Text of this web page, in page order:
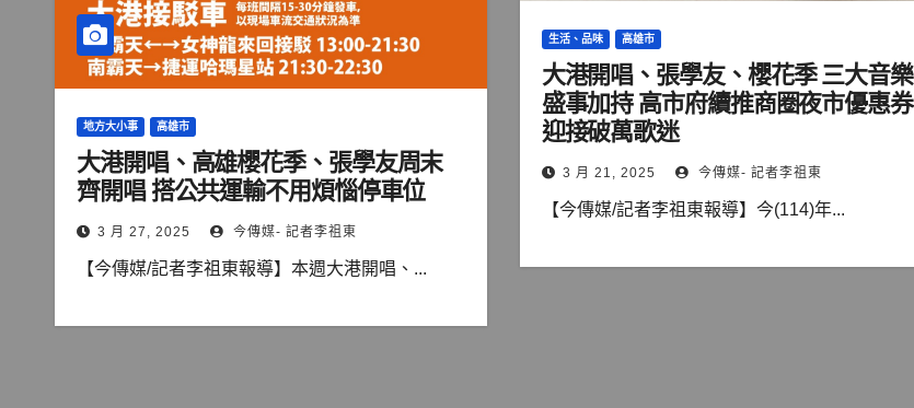
地方大小事 高雄市
大港開唱、高雄櫻花季、張學友周末
齊開唱 搭公共運輸不用煩惱停車位
3 月 27, 2025 今傳媒- 記者李祖東
【今傳媒/記者李祖東報導】本週大港開唱、...
生活、品味 高雄市
大港開唱、張學友、櫻花季 三大音樂
盛事加持 高市府續推商圈夜市優惠券
迎接破萬歌迷
3 月 21, 2025 今傳媒- 記者李祖東
【今傳媒/記者李祖東報導】今(114)年...